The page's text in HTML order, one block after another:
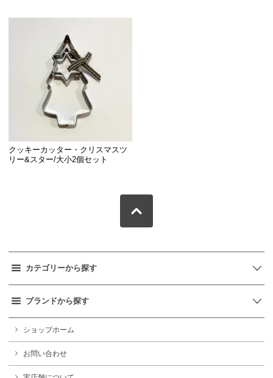
クッキーカッター・クリスマスツ
リー&スター/大小2個セット
カテゴリーから探す
ブランドから探す
ショップホーム
お問い合わせ